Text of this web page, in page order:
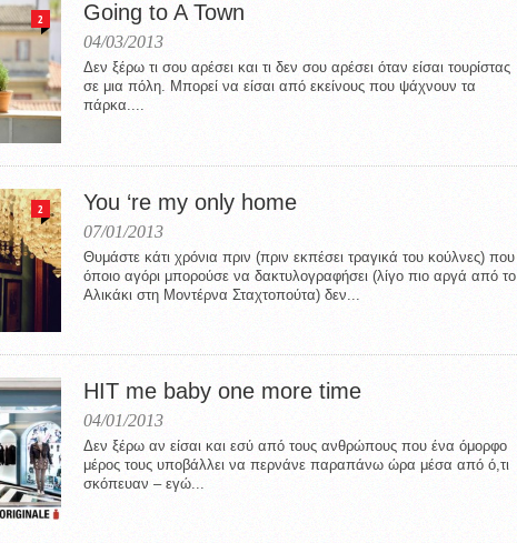
2 Going to A Town
04/03/2013
Δεν ξέρω τι σου αρέσει και τι δεν σου αρέσει όταν είσαι τουρίστας
σε μια πόλη. Μπορεί να είσαι από εκείνους που ψάχνουν τα
πάρκα....
2 You ‘re my only home
07/01/2013
Θυμάστε κάτι χρόνια πριν (πριν εκπέσει τραγικά του κούλνες) που
όποιο αγόρι μπορούσε να δακτυλογραφήσει (λίγο πιο αργά από το
Αλικάκι στη Μοντέρνα Σταχτοπούτα) δεν...
HIT me baby one more time
04/01/2013
Δεν ξέρω αν είσαι και εσύ από τους ανθρώπους που ένα όμορφο
μέρος τους υποβάλλει να περνάνε παραπάνω ώρα μέσα από ό,τι
σκόπευαν – εγώ...